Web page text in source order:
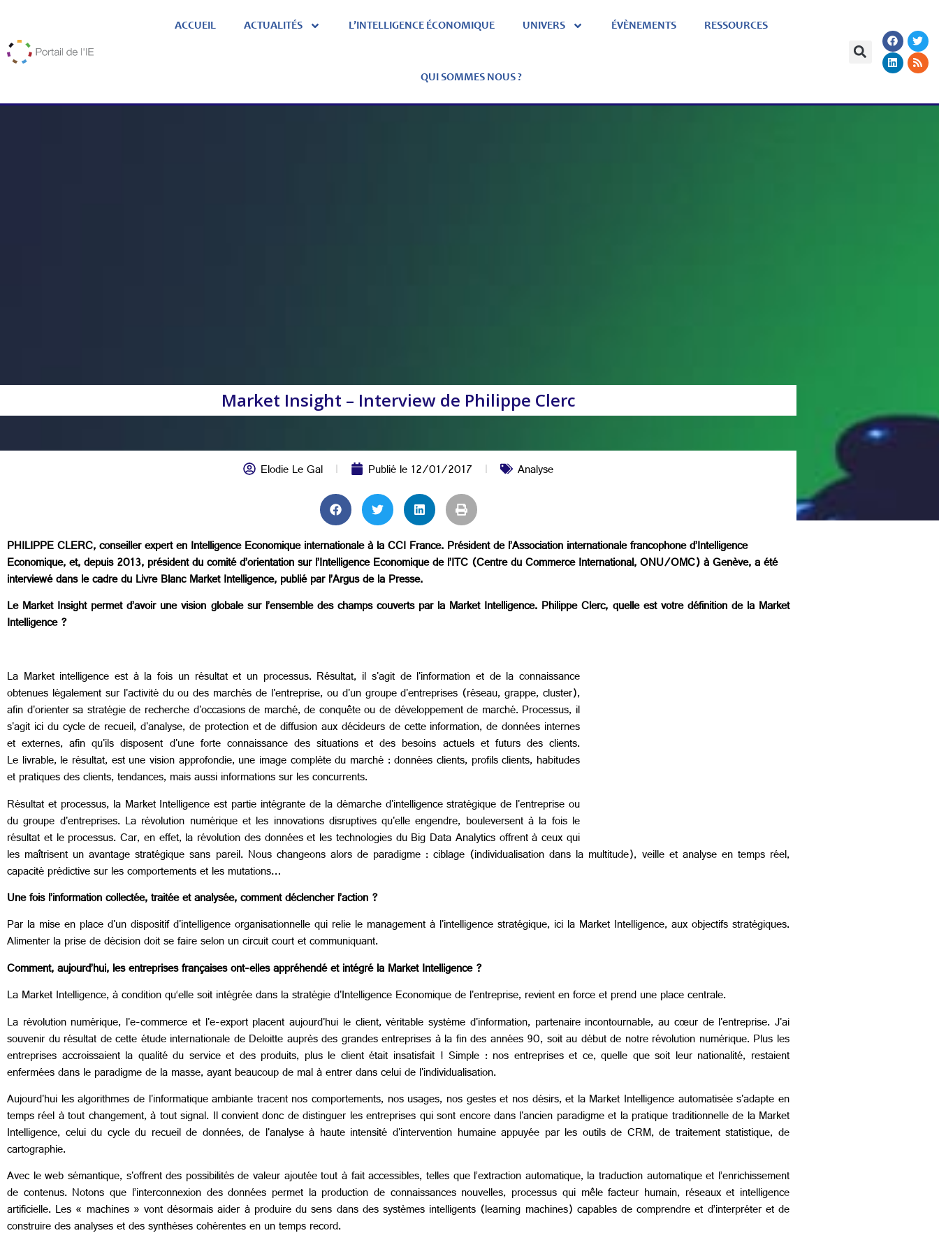
ACCUEIL ACTUALITÉS L’INTELLIGENCE ÉCONOMIQUE UNIVERS ÉVÈNEMENTS RESSOURCES
QUI SOMMES NOUS ?
Market Insight – Interview de Philippe Clerc
Elodie Le Gal Publié le12/01/2017 Analyse
PHILIPPE CLERC, conseiller expert en Intelligence Economique internationale à la CCI France. Président de l’Association internationale francophone d’Intelligence
Economique, et, depuis 2013, président du comité d’orientation sur l’Intelligence Economique de l’ITC (Centre du Commerce International, ONU/OMC) à Genève, a été
interviewé dans le cadre du Livre Blanc Market Intelligence, publié par l’Argus de la Presse.
Le Market Insight permet d’avoir une vision globale sur l’ensemble des champs couverts par la Market Intelligence. Philippe Clerc, quelle est votre définition de la Market
Intelligence ?
La Market intelligence est à la fois un résultat et un processus. Résultat, il s'agit de l'information et de la connaissance
obtenues légalement sur l'activité du ou des marchés de l'entreprise, ou d'un groupe d'entreprises (réseau, grappe, cluster),
afin d'orienter sa stratégie de recherche d'occasions de marché, de conquête ou de développement de marché. Processus, il
s'agit ici du cycle de recueil, d'analyse, de protection et de diffusion aux décideurs de cette information, de données internes
et externes, afin qu'ils disposent d'une forte connaissance des situations et des besoins actuels et futurs des clients.
Le livrable, le résultat, est une vision approfondie, une image complète du marché : données clients, profils clients, habitudes
et pratiques des clients, tendances, mais aussi informations sur les concurrents.
Résultat et processus, la Market Intelligence est partie intégrante de la démarche d'intelligence stratégique de l'entreprise ou
du groupe d'entreprises. La révolution numérique et les innovations disruptives qu'elle engendre, bouleversent à la fois le
résultat et le processus. Car, en effet, la révolution des données et les technologies du Big Data Analytics offrent à ceux qui
les maîtrisent un avantage stratégique sans pareil. Nous changeons alors de paradigme : ciblage (individualisation dans la multitude), veille et analyse en temps réel,
capacité prédictive sur les comportements et les mutations…
Une fois l’information collectée, traitée et analysée, comment déclencher l’action ?
Par la mise en place d'un dispositif d'intelligence organisationnelle qui relie le management à l'intelligence stratégique, ici la Market Intelligence, aux objectifs stratégiques.
Alimenter la prise de décision doit se faire selon un circuit court et communiquant.
Comment, aujourd’hui, les entreprises françaises ont-elles appréhendé et intégré la Market Intelligence ?
La Market Intelligence, à condition qu‘elle soit intégrée dans la stratégie d'Intelligence Economique de l'entreprise, revient en force et prend une place centrale.
La révolution numérique, l'e-commerce et l'e-export placent aujourd'hui le client, véritable système d'information, partenaire incontournable, au cœur de l'entreprise. J'ai
souvenir du résultat de cette étude internationale de Deloitte auprès des grandes entreprises à la fin des années 90, soit au début de notre révolution numérique. Plus les
entreprises accroissaient la qualité du service et des produits, plus le client était insatisfait ! Simple : nos entreprises et ce, quelle que soit leur nationalité, restaient
enfermées dans le paradigme de la masse, ayant beaucoup de mal à entrer dans celui de l'individualisation.
Aujourd'hui les algorithmes de l'informatique ambiante tracent nos comportements, nos usages, nos gestes et nos désirs, et la Market Intelligence automatisée s'adapte en
temps réel à tout changement, à tout signal. Il convient donc de distinguer les entreprises qui sont encore dans l'ancien paradigme et la pratique traditionnelle de la Market
Intelligence, celui du cycle du recueil de données, de l'analyse à haute intensité d'intervention humaine appuyée par les outils de CRM, de traitement statistique, de
cartographie.
Avec le web sémantique, s'offrent des possibilités de valeur ajoutée tout à fait accessibles, telles que l’extraction automatique, la traduction automatique et l’enrichissement
de contenus. Notons que l’interconnexion des données permet la production de connaissances nouvelles, processus qui mêle facteur humain, réseaux et intelligence
artificielle. Les « machines » vont désormais aider à produire du sens dans des systèmes intelligents (learning machines) capables de comprendre et d’interpréter et de
construire des analyses et des synthèses cohérentes en un temps record.